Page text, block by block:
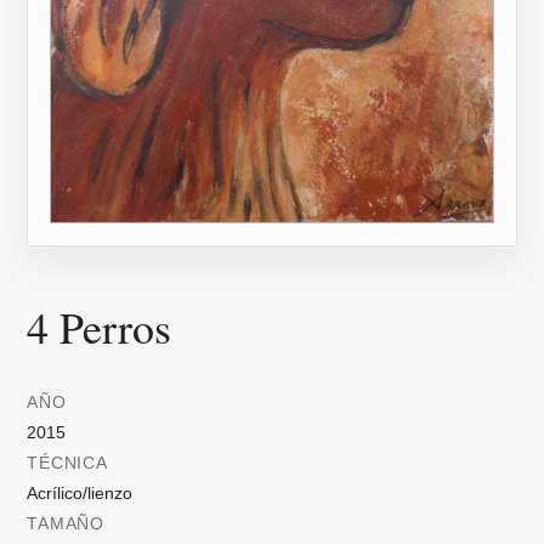
4 Perros
AÑO
2015
TÉCNICA
Acrílico/lienzo
TAMAÑO